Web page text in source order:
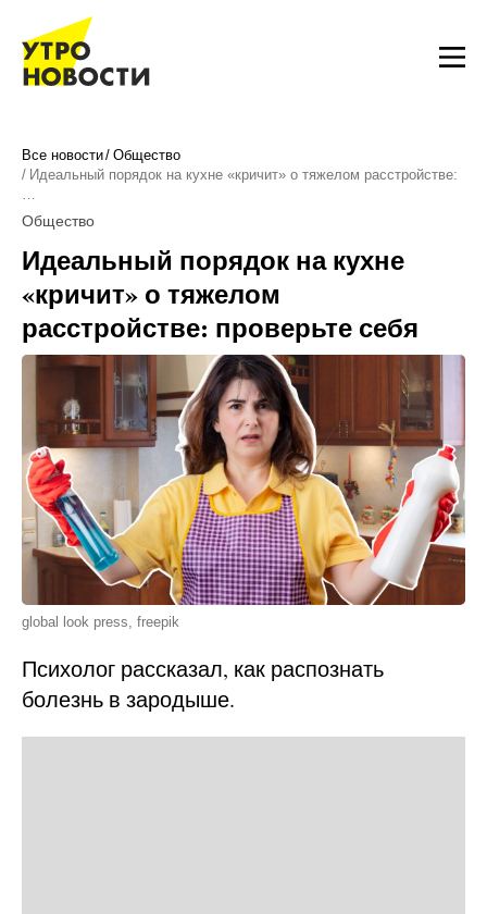
Все новости Общество
Идеальный порядок на кухне «кричит» о тяжелом расстройстве:
…
Общество
Идеальный порядок на кухне
«кричит» о тяжелом
расстройстве: проверьте себя
global look press, freepik
Психолог рассказал, как распознать
болезнь в зародыше.